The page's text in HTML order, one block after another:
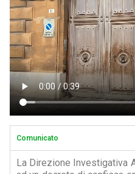
Comunicato
La Direzione Investigativa